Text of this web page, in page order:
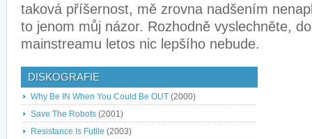
taková příšernost, mě zrovna nadšením
to jenom můj názor. Rozhodně vyslechněte,
mainstreamu letos nic lepšího nebude.
DISKOGRAFIE
Why Be IN When You Could Be OUT (2000)
Save The Robots (2001)
Resistance Is Futile (2003)